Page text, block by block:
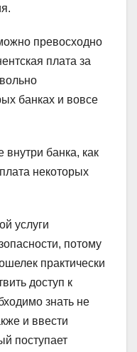
превосходно
плата за
банках и вовсе
банка, как
некоторых
услуги
потому
практически
доступ к
знать не
и ввести
поступает